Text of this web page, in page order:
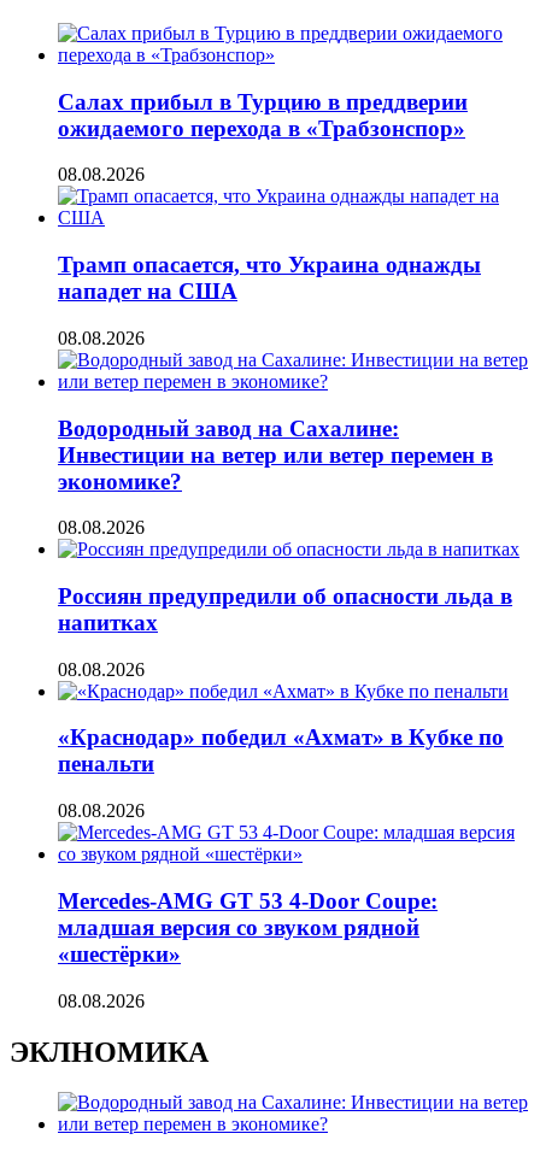
Салах прибыл в Турцию в преддверии
ожидаемого перехода в «Трабзонспор»
08.08.2026
Трамп опасается, что Украина однажды
нападет на США
08.08.2026
Водородный завод на Сахалине:
Инвестиции на ветер или ветер перемен в
экономике?
08.08.2026
Россиян предупредили об опасности льда в
напитках
08.08.2026
«Краснодар» победил «Ахмат» в Кубке по
пенальти
08.08.2026
Mercedes-AMG GT 53 4-Door Coupe:
младшая версия со звуком рядной
«шестёрки»
08.08.2026
ЭКЛНОМИКА